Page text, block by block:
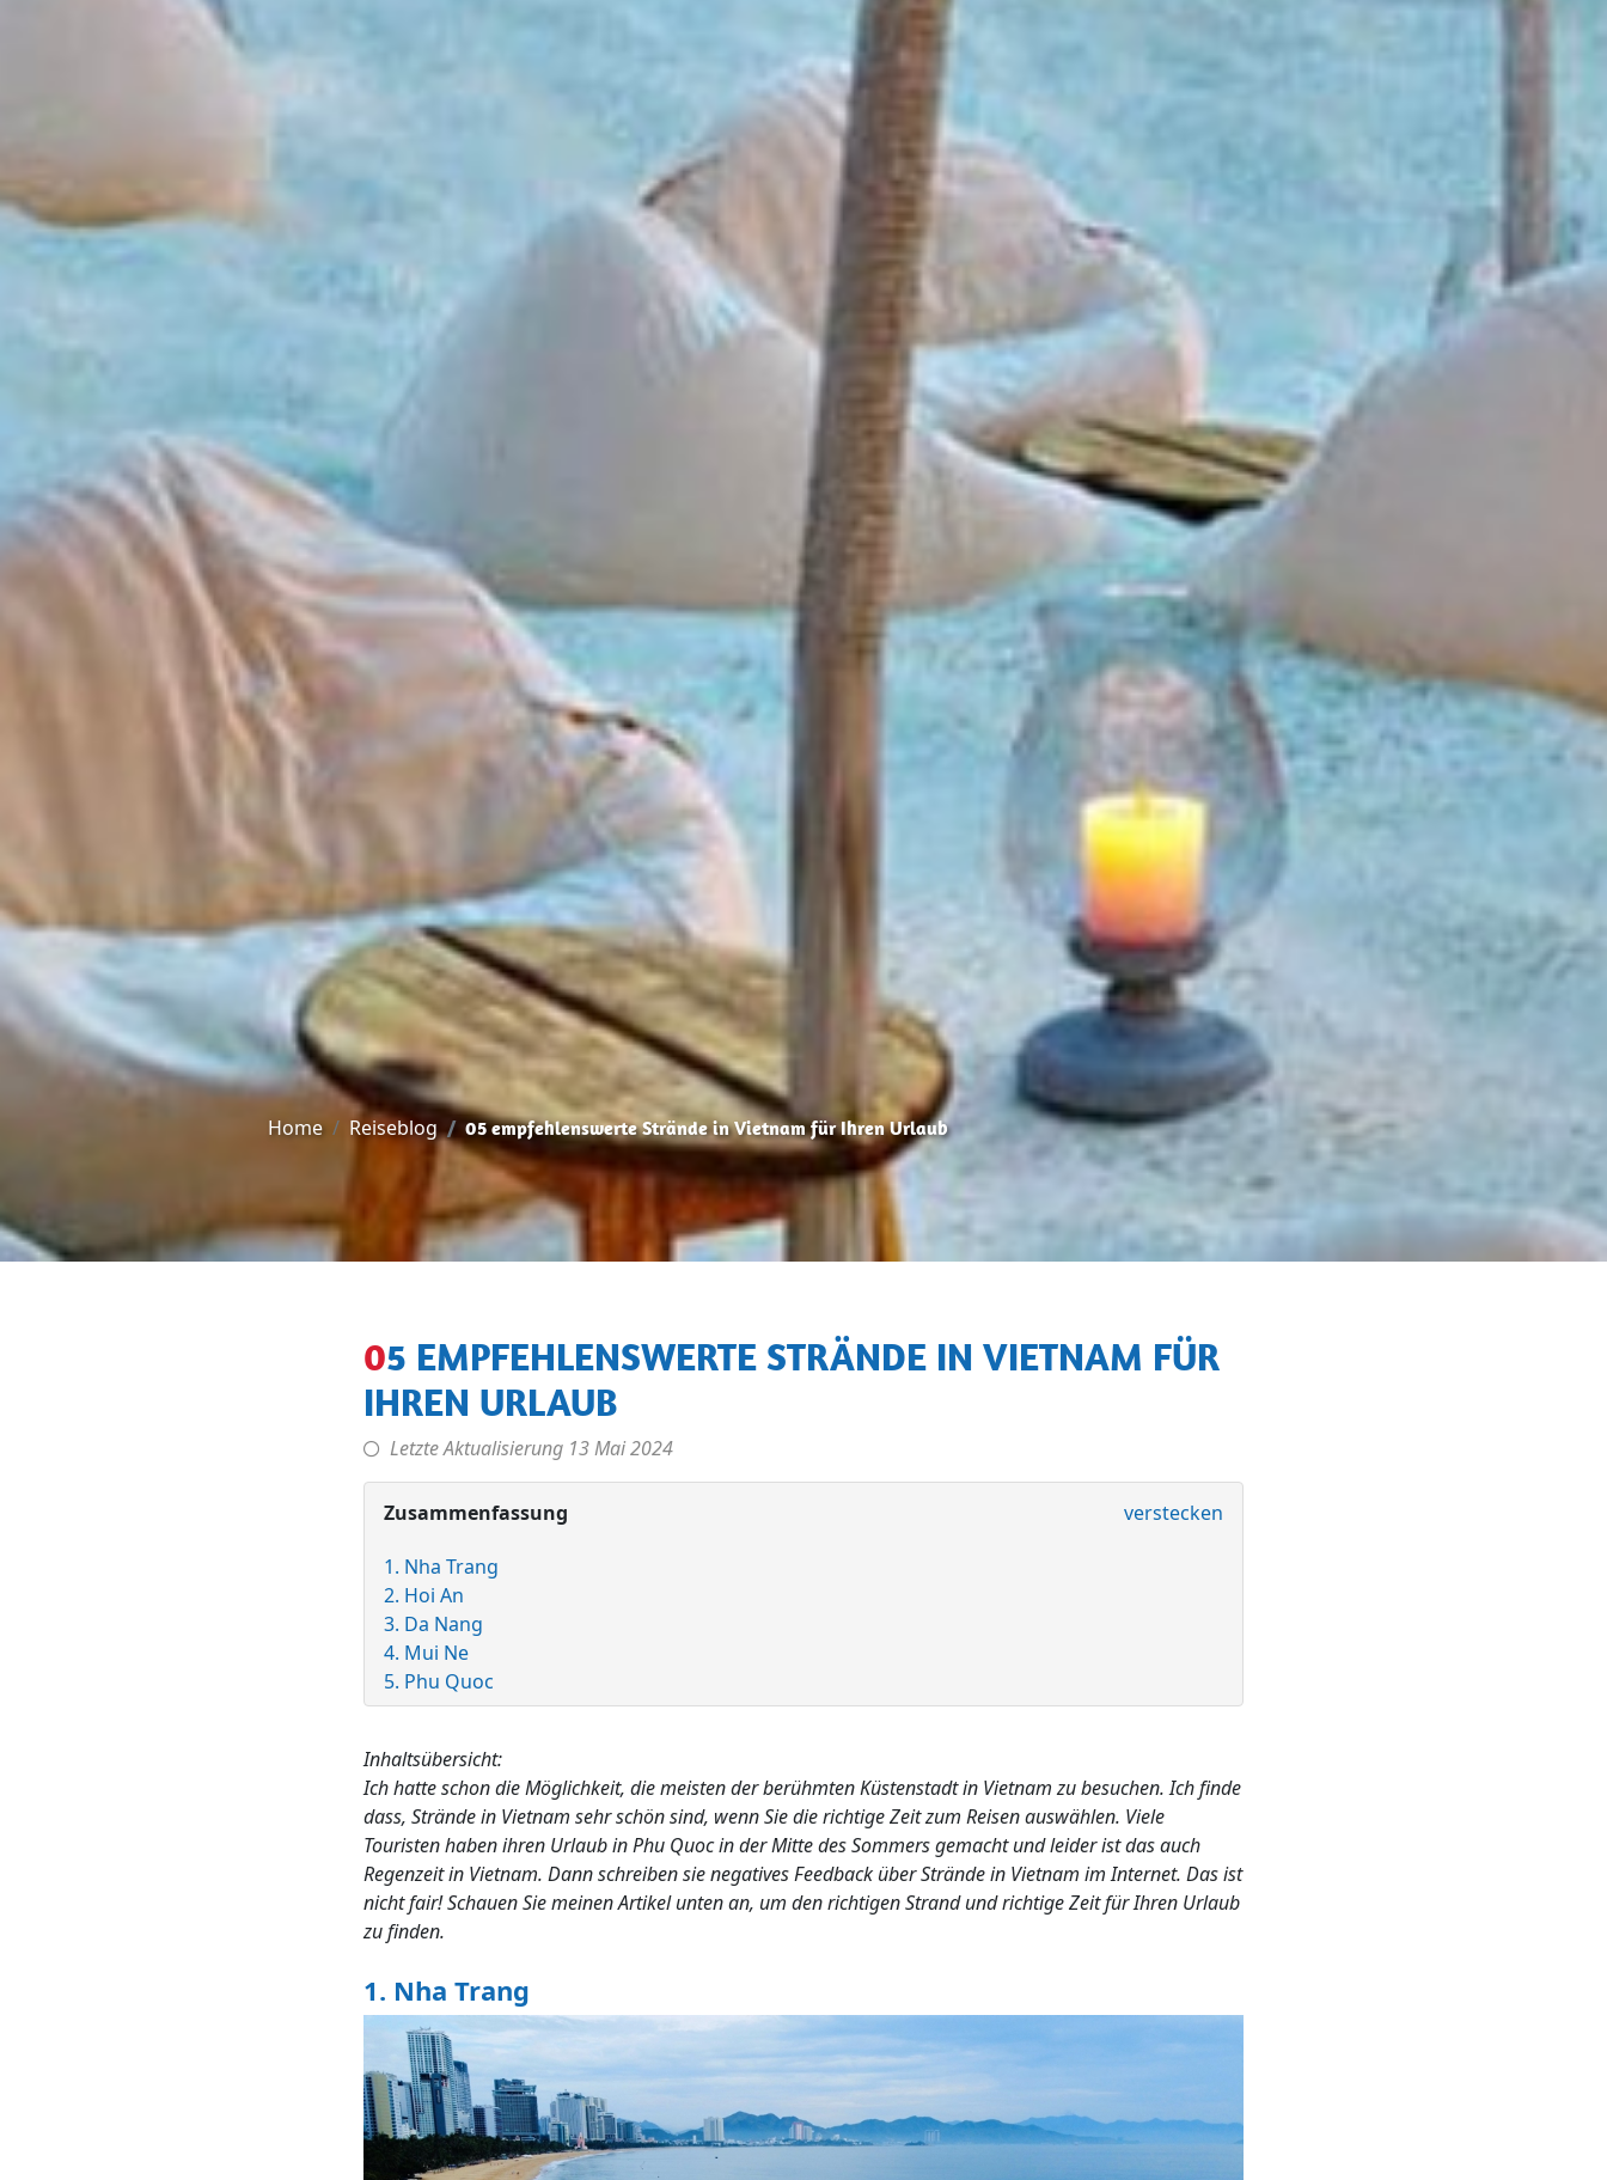
Home Reiseblog 05 empfehlenswerte Strände in Vietnam für Ihren Urlaub
05 EMPFEHLENSWERTE STRÄNDE IN VIETNAM FÜR
IHREN URLAUB
Letzte Aktualisierung 13 Mai 2024
Zusammenfassung verstecken
1. Nha Trang
2. Hoi An
3. Da Nang
4. Mui Ne
5. Phu Quoc
Inhaltsübersicht:
Ich hatte schon die Möglichkeit, die meisten der berühmten Küstenstadt in Vietnam zu besuchen. Ich finde
dass, Strände in Vietnam sehr schön sind, wenn Sie die richtige Zeit zum Reisen auswählen. Viele
Touristen haben ihren Urlaub in Phu Quoc in der Mitte des Sommers gemacht und leider ist das auch
Regenzeit in Vietnam. Dann schreiben sie negatives Feedback über Strände in Vietnam im Internet. Das ist
nicht fair! Schauen Sie meinen Artikel unten an, um den richtigen Strand und richtige Zeit für Ihren Urlaub
zu finden.
1. Nha Trang